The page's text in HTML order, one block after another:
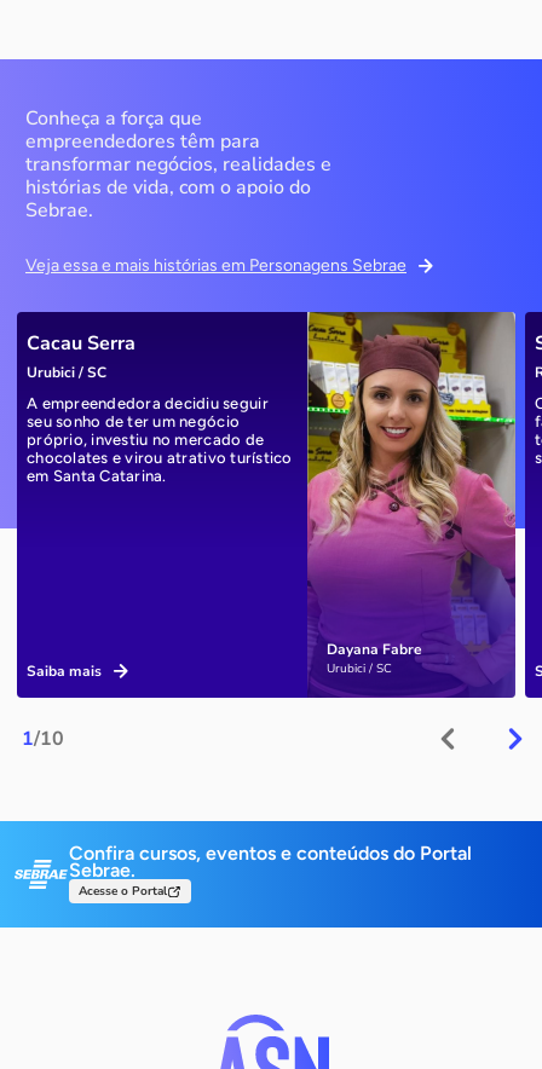
Conheça a força que
empreendedores têm para
transformar negócios, realidades e
histórias de vida, com o apoio do
Sebrae.
Veja essa e mais histórias em Personagens Sebrae
1/10
Dayana Fabre
Urubici / SC
Cacau Serra
Urubici / SC
A empreendedora decidiu seguir
seu sonho de ter um negócio
próprio, investiu no mercado de
chocolates e virou atrativo turístico
em Santa Catarina.
Saiba mais
Confira cursos, eventos e conteúdos do Portal
Sebrae.
Acesse o Portal